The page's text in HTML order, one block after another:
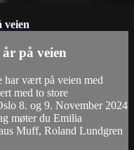
veien
på veien
har vært på veien med
med to store
8. og 9. November 2024
møter du Emilia
Muff, Roland Lundgren